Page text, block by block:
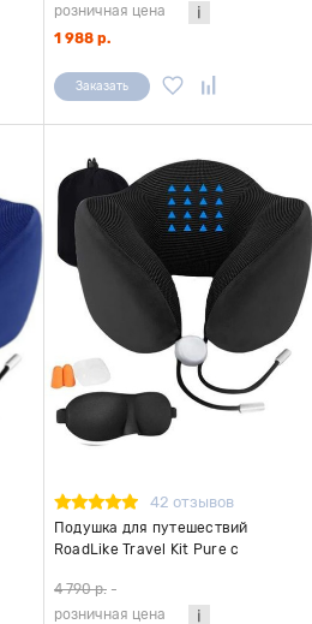
розничная цена
1 988 р.
Заказать
42 отзывов
Подушка для путешествий
RoadLike Travel Kit Pure с
4 790 р. -
розничная цена